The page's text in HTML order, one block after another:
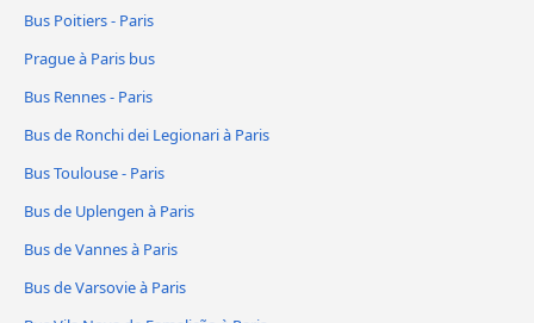
Bus Poitiers - Paris
Prague à Paris bus
Bus Rennes - Paris
Bus de Ronchi dei Legionari à Paris
Bus Toulouse - Paris
Bus de Uplengen à Paris
Bus de Vannes à Paris
Bus de Varsovie à Paris